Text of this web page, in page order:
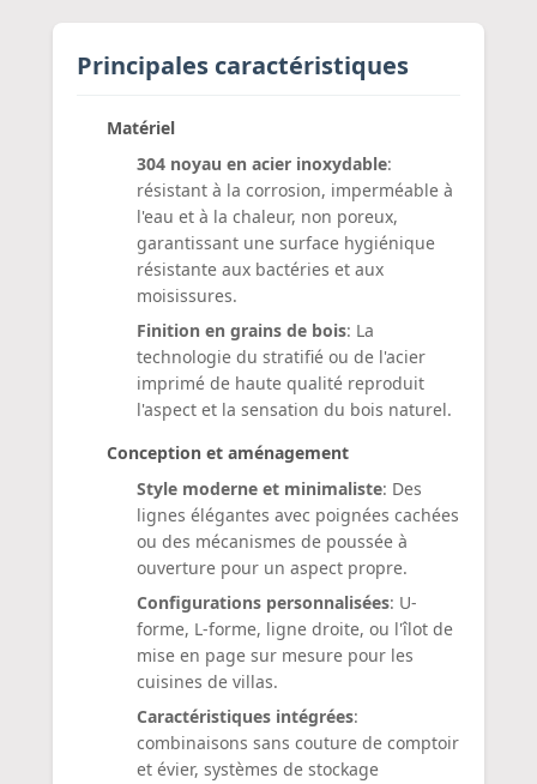
Principales caractéristiques
Matériel
304 noyau en acier inoxydable:
résistant à la corrosion, imperméable à
l'eau et à la chaleur, non poreux,
garantissant une surface hygiénique
résistante aux bactéries et aux
moisissures.
Finition en grains de bois: La
technologie du stratifié ou de l'acier
imprimé de haute qualité reproduit
l'aspect et la sensation du bois naturel.
Conception et aménagement
Style moderne et minimaliste: Des
lignes élégantes avec poignées cachées
ou des mécanismes de poussée à
ouverture pour un aspect propre.
Configurations personnalisées: U-
forme, L-forme, ligne droite, ou l'îlot de
mise en page sur mesure pour les
cuisines de villas.
Caractéristiques intégrées:
combinaisons sans couture de comptoir
et évier, systèmes de stockage